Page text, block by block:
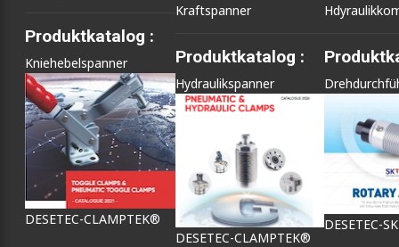
Produktkatalog :
Kniehebelspanner
DESETEC-CLAMPTEK®
Kraftspanner
Produktkatalog :
Hydraulikspanner
DESETEC-CLAMPTEK®
DESETEC-